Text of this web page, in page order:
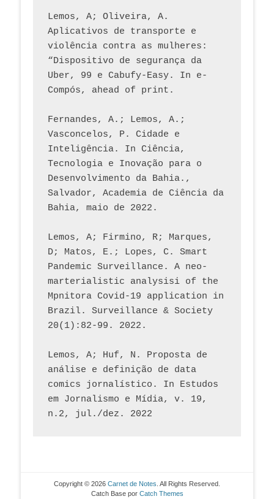
Lemos, A; Oliveira, A.
Aplicativos de transporte e
violência contra as mulheres:
“Dispositivo de segurança da
Uber, 99 e Cabufy-Easy. In e-
Compós, ahead of print.
Fernandes, A.; Lemos, A.;
Vasconcelos, P. Cidade e
Inteligência. In Ciência,
Tecnologia e Inovação para o
Desenvolvimento da Bahia.,
Salvador, Academia de Ciência da
Bahia, maio de 2022.
Lemos, A; Firmino, R; Marques,
D; Matos, E.; Lopes, C. Smart
Pandemic Surveillance. A neo-
marterialistic analysisi of the
Mpnitora Covid-19 application in
Brazil. Surveillance & Society
20(1):82-99. 2022.
Lemos, A; Huf, N. Proposta de
análise e definição de data
comics jornalístico. In Estudos
em Jornalismo e Mídia, v. 19,
n.2, jul./dez. 2022
Copyright © 2026 Carnet de Notes . All Rights Reserved.
Catch Base por Catch Themes